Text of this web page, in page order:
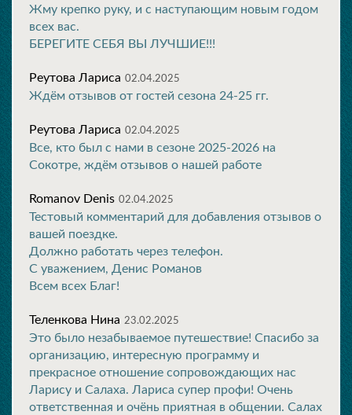
Жму крепко руку, и с наступающим новым годом
всех вас.
БЕРЕГИТЕ СЕБЯ ВЫ ЛУЧШИЕ!!!
Реутова Лариса 02.04.2025
Ждём отзывов от гостей сезона 24-25 гг.
Реутова Лариса 02.04.2025
Все, кто был с нами в сезоне 2025-2026 на
Сокотре, ждём отзывов о нашей работе
Romanov Denis 02.04.2025
Тестовый комментарий для добавления отзывов о
вашей поездке.
Должно работать через телефон.
С уважением, Денис Романов
Всем всех Благ!
Теленкова Нина 23.02.2025
Это было незабываемое путешествие! Спасибо за
организацию, интересную программу и
прекрасное отношение сопровождающих нас
Ларису и Салаха. Лариса супер профи! Очень
ответственная и очёнь приятная в общении. Салах